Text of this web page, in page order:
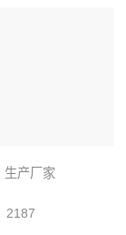
生产厂家
2187